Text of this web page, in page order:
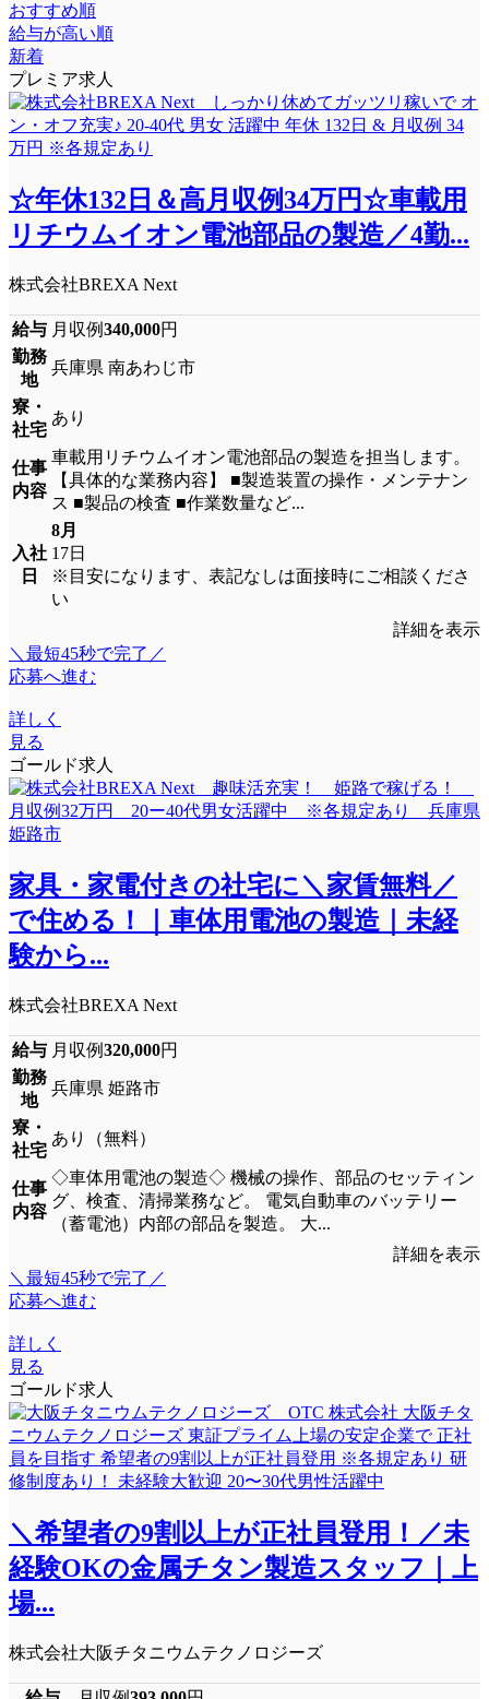
おすすめ順
給与が高い順
新着
プレミア求人
☆年休132日＆高月収例34万円☆車載用
リチウムイオン電池部品の製造／4勤...
株式会社BREXA Next
給与 月収例340,000円
勤務
地
兵庫県 南あわじ市
寮・
社宅
あり
仕事
内容
車載用リチウムイオン電池部品の製造を担当します。
【具体的な業務内容】 ■製造装置の操作・メンテナン
ス ■製品の検査 ■作業数量など...
入社
日
8月
17日
※目安になります、表記なしは面接時にご相談くださ
い
詳細を表示
＼最短45秒で完了／
応募へ進む
詳しく
見る
ゴールド求人
家具・家電付きの社宅に＼家賃無料／
で住める！｜車体用電池の製造｜未経
験から...
株式会社BREXA Next
給与 月収例320,000円
勤務
地
兵庫県 姫路市
寮・
社宅
あり（無料）
仕事
内容
◇車体用電池の製造◇ 機械の操作、部品のセッティン
グ、検査、清掃業務など。 電気自動車のバッテリー
（蓄電池）内部の部品を製造。 大...
詳細を表示
＼最短45秒で完了／
応募へ進む
詳しく
見る
ゴールド求人
＼希望者の9割以上が正社員登用！／未
経験OKの金属チタン製造スタッフ｜上
場...
株式会社大阪チタニウムテクノロジーズ